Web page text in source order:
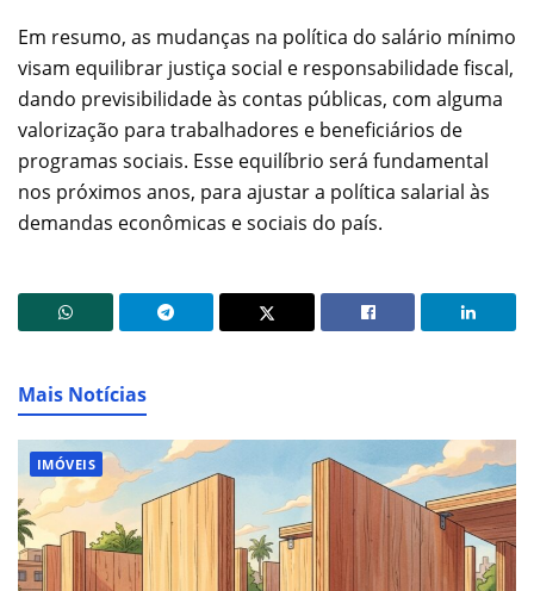
Em resumo, as mudanças na política do salário mínimo
visam equilibrar justiça social e responsabilidade fiscal,
dando previsibilidade às contas públicas, com alguma
valorização para trabalhadores e beneficiários de
programas sociais. Esse equilíbrio será fundamental
nos próximos anos, para ajustar a política salarial às
demandas econômicas e sociais do país.
Mais Notícias
IMÓVEIS